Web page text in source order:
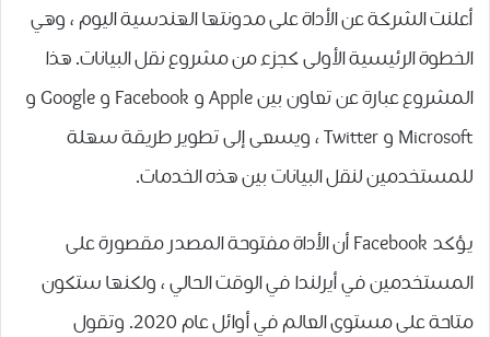
أعلنت الشركة عن الأداة على مدونتها الهندسية اليوم ، وهي
الخطوة الرئيسية الأولى كجزء من مشروع نقل البيانات. هذا
المشروع عبارة عن تعاون بين Apple و Facebook و Google و
Microsoft و Twitter ، ويسعى إلى تطوير طريقة سهلة
للمستخدمين لنقل البيانات بين هذه الخدمات.
يؤكد Facebook أن الأداة مفتوحة المصدر مقصورة على
المستخدمين في أيرلندا في الوقت الحالي ، ولكنها ستكون
متاحة على مستوى العالم في أوائل عام 2020. وتقول